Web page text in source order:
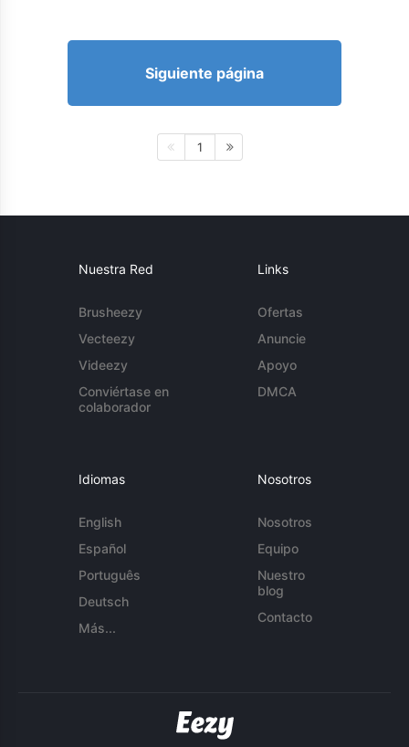
Siguiente página
1
Nuestra Red
Brusheezy
Vecteezy
Videezy
Conviértase en
colaborador
Links
Ofertas
Anuncie
Apoyo
DMCA
Idiomas
English
Español
Português
Deutsch
Más...
Nosotros
Nosotros
Equipo
Nuestro
blog
Contacto